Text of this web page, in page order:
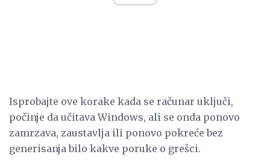
Isprobajte ove korake kada se računar uključi,
počinje da učitava Windows, ali se onda ponovo
zamrzava, zaustavlja ili ponovo pokreće bez
generisanja bilo kakve poruke o grešci.